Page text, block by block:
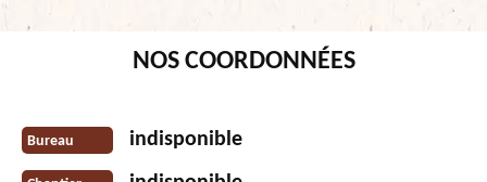
NOS COORDONNÉES
Bureau indisponible